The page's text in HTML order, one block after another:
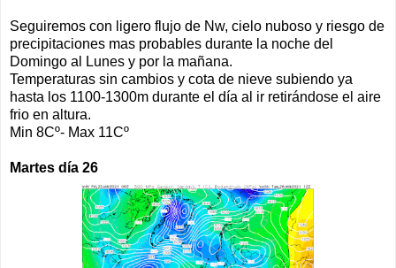
Seguiremos con ligero flujo de Nw, cielo nuboso y riesgo de
precipitaciones mas probables durante la noche del
Domingo al Lunes y por la mañana.
Temperaturas sin cambios y cota de nieve subiendo ya
hasta los 1100-1300m durante el día al ir retirándose el aire
frio en altura.
Min 8Cº- Max 11Cº
Martes día 26